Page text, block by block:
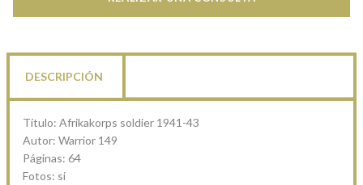
DESCRIPCIÓN
Título: Afrikakorps soldier 1941-43
Autor: Warrior 149
Páginas: 64
Fotos: si